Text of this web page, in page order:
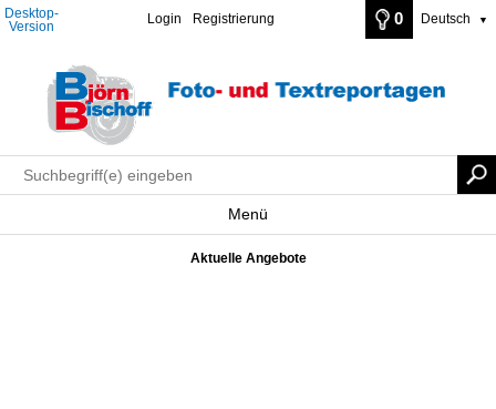
Desktop-
Version
Login Registrierung 0 Deutsch ▼
Menü
Aktuelle Angebote